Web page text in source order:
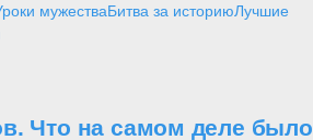
мужестваБитва за историюЛучшие
Что на самом деле было